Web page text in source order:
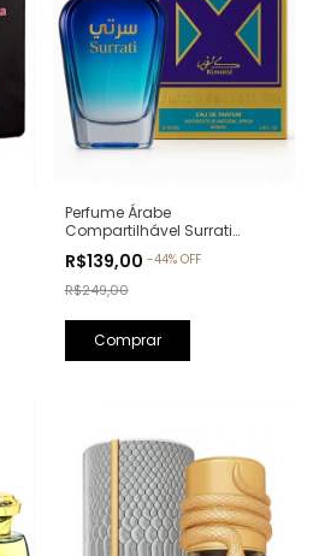
Perfume Árabe
Compartilhável Surrati
Parfum - 100ml (Ref. Olfativa:
Erba Pura Xerjoff)
R$139,00 -44% OFF
R$249,00